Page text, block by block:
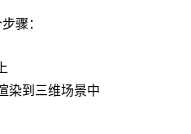
骤：
染到三维场景中